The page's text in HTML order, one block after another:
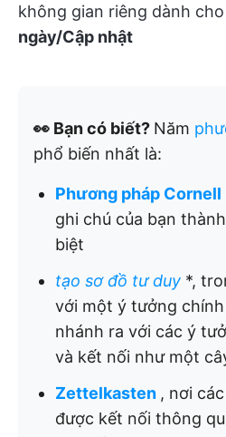
không gian riêng dành cho
ngày/Cập nhật
👀 Bạn có biết? Năm
phổ biến nhất là:
Phương pháp Cornell
ghi chú của bạn
biệt
tạo sơ đồ tư duy *,
với một ý tưởng
nhánh ra với các ý
và kết nối như một
Zettelkasten , nơi
được kết nối thông